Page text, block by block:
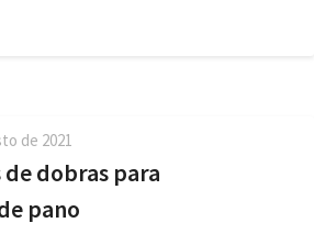
de 2021
dobras para
pano